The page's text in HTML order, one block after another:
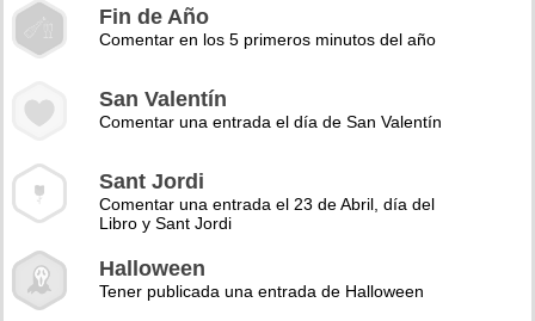
Fin de Año
Comentar en los 5 primeros minutos del año
San Valentín
Comentar una entrada el día de San Valentín
Sant Jordi
Comentar una entrada el 23 de Abril, día del
Libro y Sant Jordi
Halloween
Tener publicada una entrada de Halloween